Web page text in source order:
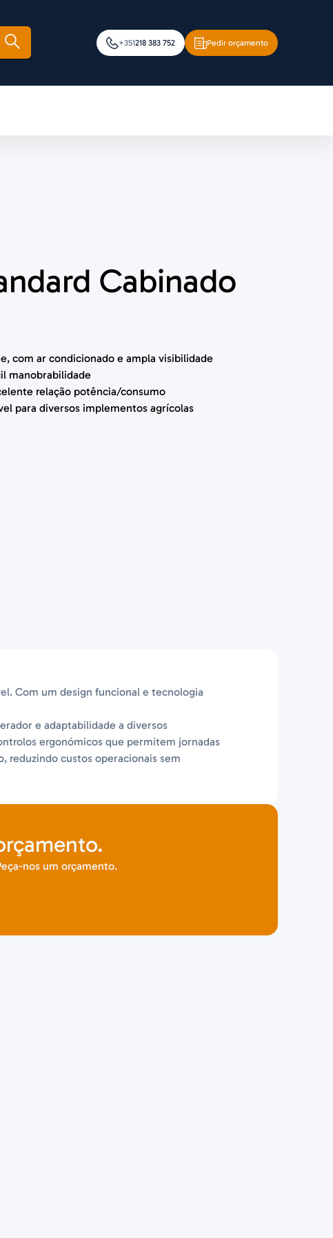
+351218 383 752 Pedir orçamento
Cabinado
com ar condicionado e ampla visibilidade
manobrabilidade
relação potência/consumo
para diversos implementos agrícolas
Com um design funcional e tecnologia
e adaptabilidade a diversos
ergonómicos que permitem jornadas
reduzindo custos operacionais sem
nos um orçamento.